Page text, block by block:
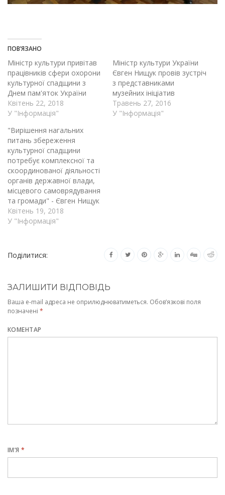
ПОВ’ЯЗАНО
Міністр культури привітав
працівників сфери охорони
культурної спадщини з
Днем пам'яток України
Квітень 22, 2018
У "Інформація"
Міністр культури України
Євген Нищук провів зустріч
з представниками
музейних ініціатив
Травень 27, 2016
У "Інформація"
"Вирішення нагальних
питань збереження
культурної спадщини
потребує комплексної та
скоординованої діяльності
органів державної влади,
місцевого самоврядування
та громади" - Євген Нищук
Квітень 19, 2018
У "Інформація"
Поділитися:
ЗАЛИШИТИ ВІДПОВІДЬ
Ваша e-mail адреса не оприлюднюватиметься. Обов’язкові поля
позначені *
КОМЕНТАР
ІМ’Я*